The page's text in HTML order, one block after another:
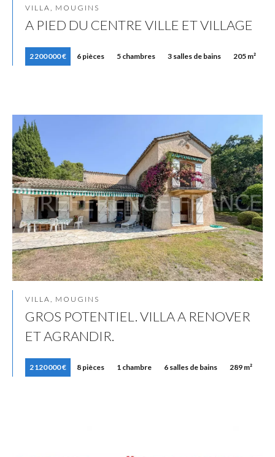
VILLA, MOUGINS
A PIED DU CENTRE VILLE ET VILLAGE
2 200 000 € 6 pièces 5 chambres 3 salles de bains 205 m²
VILLA, MOUGINS
GROS POTENTIEL. VILLA A RENOVER
ET AGRANDIR.
2 120 000 € 8 pièces 1 chambre 6 salles de bains 289 m²